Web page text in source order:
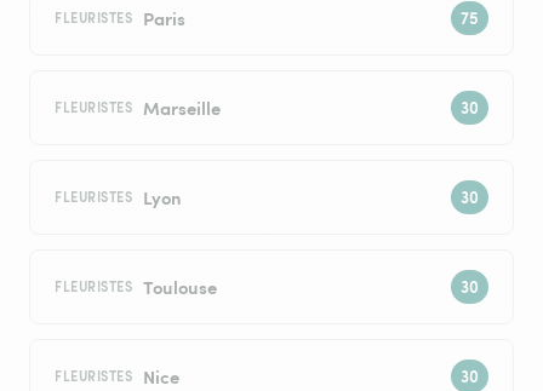
FLEURISTES Paris
FLEURISTES Marseille
FLEURISTES Lyon
FLEURISTES Toulouse
FLEURISTES Nice